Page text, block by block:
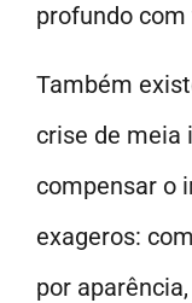
profundo com
Também
crise de meia
compensar o
exageros:
por